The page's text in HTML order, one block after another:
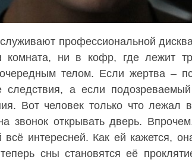
профессиональной
комната, ни в кофр, где лежит
телом. Если жертва –
следствия, а если
Вот человек только что
звонок открывать дверь.
интересней. Как ей кажется,
сны становятся её